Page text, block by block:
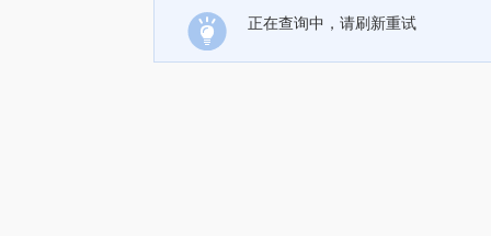
正在查询中，请刷新重试